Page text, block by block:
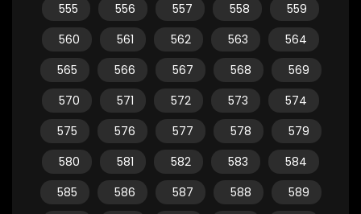
555
556 557 558
559
560
561 562 563
564
565
566 567 568
569
570
571 572 573
574
575
576 577 578
579
580
581 582 583
584
585
586 587 588
589